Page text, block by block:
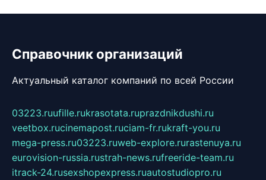
Справочник организаций
Актуальный каталог компаний по всей России
03223.ruufille.rukrasotata.ruprazdnikdushi.ru
veetbox.rucinemapost.ruciam-fr.rukraft-you.ru
mega-press.ru03223.ruweb-explore.rurastenuya.ru
eurovision-russia.rustrah-news.rufreeride-team.ru
itrack-24.rusexshopexpress.ruautostudiopro.ru